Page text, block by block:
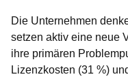
Die Unternehmen
setzen aktiv eine neue
ihre primären
Lizenzkosten (31 %)